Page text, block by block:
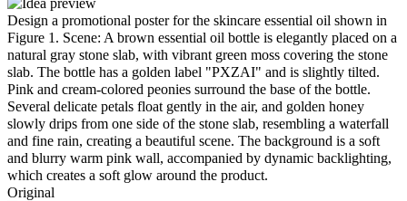
Design a promotional poster for the skincare essential oil shown in
Figure 1. Scene: A brown essential oil bottle is elegantly placed on a
natural gray stone slab, with vibrant green moss covering the stone
slab. The bottle has a golden label "PXZAI" and is slightly tilted.
Pink and cream-colored peonies surround the base of the bottle.
Several delicate petals float gently in the air, and golden honey
slowly drips from one side of the stone slab, resembling a waterfall
and fine rain, creating a beautiful scene. The background is a soft
and blurry warm pink wall, accompanied by dynamic backlighting,
which creates a soft glow around the product.
Original